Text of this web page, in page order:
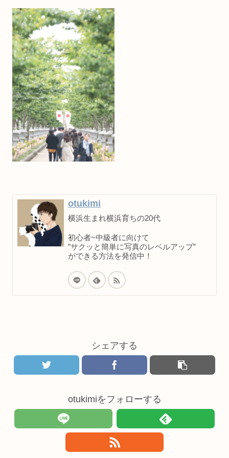
otukimi
横浜生まれ横浜育ちの20代
初心者~中級者に向けて
”サクッと簡単に写真のレベルアップ”
ができる方法を発信中！
シェアする
otukimiをフォローする